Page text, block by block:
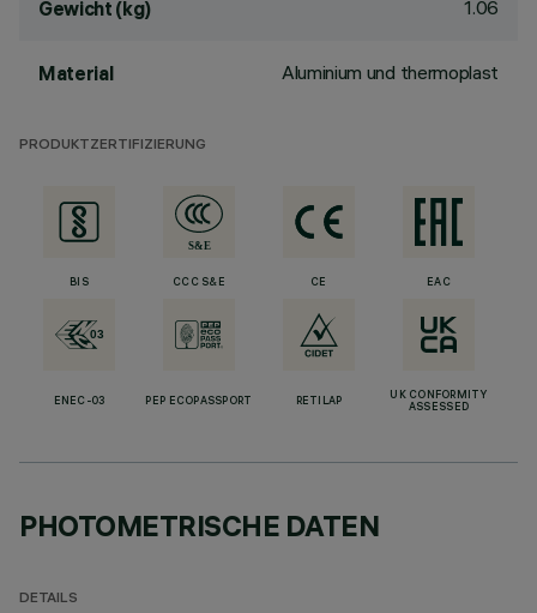
Gewicht (kg) 1.06
Material Aluminium und thermoplast
PRODUKTZERTIFIZIERUNG
BIS CCC S&E CE EAC
ENEC-03 PEP ECOPASSPORT RETILAP
UK CONFORMITY
ASSESSED
PHOTOMETRISCHE DATEN
DETAILS